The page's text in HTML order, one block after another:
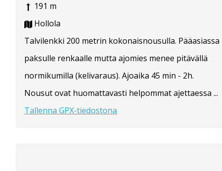
191 m
Hollola
Talvilenkki 200 metrin kokonaisnousulla. Pääasiassa
paksulle renkaalle mutta ajomies menee pitävällä
normikumilla (kelivaraus). Ajoaika 45 min - 2h.
Nousut ovat huomattavasti helpommat ajettaessa ...
Tallenna GPX-tiedostona